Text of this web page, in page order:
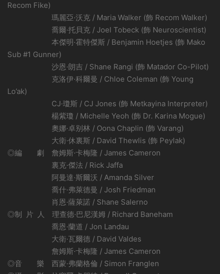
Recom Fike)
瑪麗亞·沃克 / Maria Walker (飾 Recom Walker)
喬爾·托貝克 / Joel Tobeck (飾 Neuroscientist)
本傑明·霍特傑斯 / Benjamin Hoetjes (飾 Mako
Sub #1 Gunner)
沙恩·朗吉 / Shane Rangi (飾 Matador Co-Pilot)
克洛伊·科爾曼 / Chloe Coleman (飾 Young
Lo’ak)
CJ·瓊斯 / CJ Jones (飾 Metkayina Interpreter)
楊紫瓊 / Michelle Yeoh (飾 Dr. Karina Mogue)
奧娜·卓别林 / Oona Chaplin (飾 Varang)
大衛·休裏斯 / David Thewlis (飾 Peylak)
◎編 劇 詹姆斯·卡梅隆 / James Cameron
裏克·傑法 / Rick Jaffa
阿曼達·斯爾沃 / Amanda Silver
喬什·弗萊德曼 / Josh Friedman
肖恩·薩萊諾 / Shane Salerno
◎制 片 人 理查德·巴尼漢姆 / Richard Baneham
喬恩·蘭道 / Jon Landau
大衛·瓦爾德 / David Valdes
詹姆斯·卡梅隆 / James Cameron
◎音 樂 西蒙·弗蘭格倫 / Simon Franglen